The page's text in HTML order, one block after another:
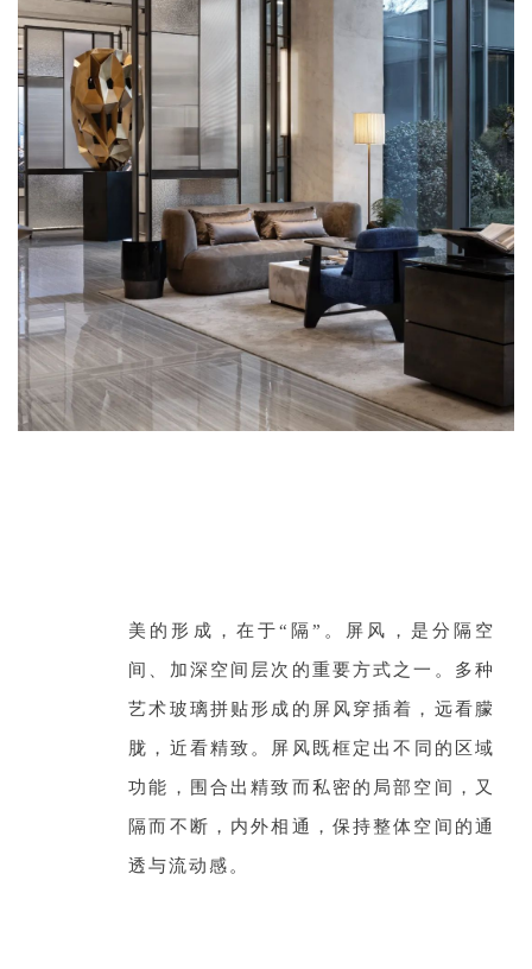
美的形成，在于“隔”。屏风，是分隔空
间、加深空间层次的重要方式之一。多种
艺术玻璃拼贴形成的屏风穿插着， 远看朦
胧，近看精致。屏风既框定出不同的区域
功能，围合出精致而私密的局部空间，又
隔而不断，内外相通，保持整体空间的通
透与流动感。